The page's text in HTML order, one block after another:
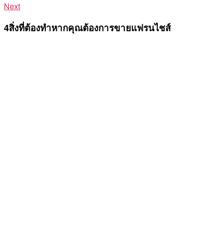
Next
4สิ่งที่ต้องทำหากคุณต้องการขายแฟรนไชส์